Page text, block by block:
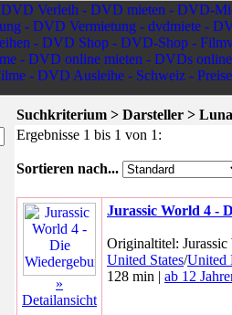
Suchkriterium > Darsteller >
Ergebnisse 1 bis 1 von 1:
Sortieren nach...
»
Detailansicht
Jurassic World 4 -
Originaltitel:
United States/United
128 min | ab 12